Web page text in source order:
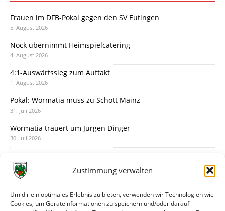
Zustimmung verwalten
Um dir ein optimales Erlebnis zu bieten, verwenden wir Technologien wie
Cookies, um Geräteinformationen zu speichern und/oder darauf
Frauen im DFB-Pokal gegen den SV Eutingen
5. August 2026
Nock übernimmt Heimspielcatering
4. August 2026
4:1-Auswärtssieg zum Auftakt
1. August 2026
Pokal: Wormatia muss zu Schott Mainz
31. Juli 2026
Wormatia trauert um Jürgen Dinger
30. Juli 2026
28. Juli 2026
28. Juli 2026